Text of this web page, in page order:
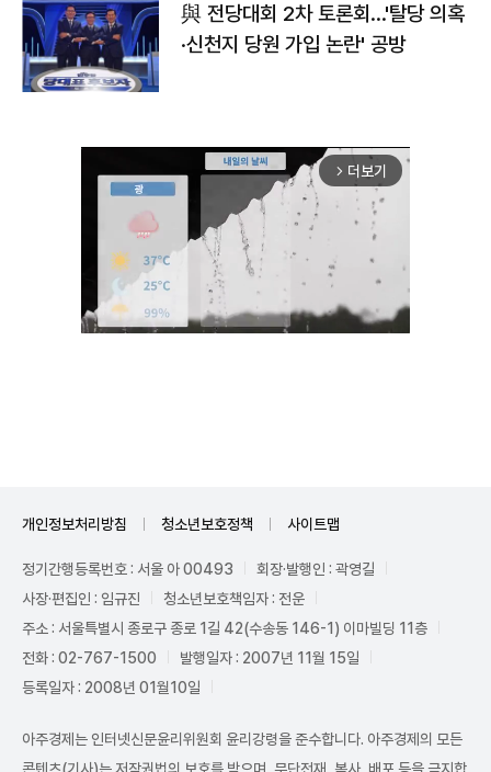
與 전당대회 2차 토론회…'탈당 의혹
·신천지 당원 가입 논란' 공방
arrow_forward_ios 더보기
개인정보처리방침 청소년보호정책 사이트맵
정기간행등록번호 : 서울 아 00493
회장·발행인 : 곽영길
사장·편집인 : 임규진
청소년보호책임자 : 전운
주소 : 서울특별시 종로구 종로 1길 42(수송동 146-1) 이마빌딩 11층
전화 : 02-767-1500
발행일자 : 2007년 11월 15일
등록일자 : 2008년 01월10일
아주경제는 인터넷신문윤리위원회 윤리강령을 준수합니다. 아주경제의 모든